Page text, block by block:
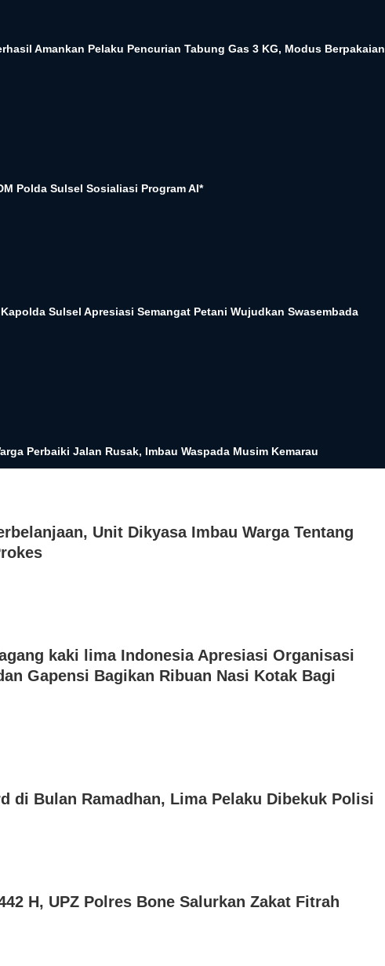
Amankan Pelaku Pencurian Tabung Gas 3 KG, Modus Berpakaian
Polda Sulsel Sosialiasi Program AI*
Sulsel Apresiasi Semangat Petani Wujudkan Swasembada
Perbaiki Jalan Rusak, Imbau Waspada Musim Kemarau
Unit Dikyasa Imbau Warga Tentang
kaki lima Indonesia Apresiasi Organisasi
Gapensi Bagikan Ribuan Nasi Kotak Bagi
di Bulan Ramadhan, Lima Pelaku Dibekuk Polisi
H, UPZ Polres Bone Salurkan Zakat Fitrah